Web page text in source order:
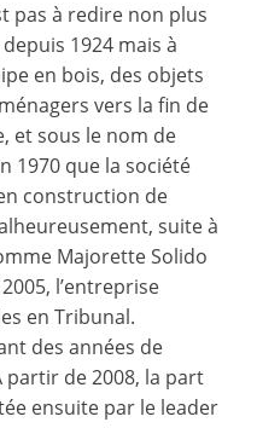
pas à redire non plus
1924 mais à
en bois, des objets
vers la fin de
et sous le nom de
1970 que la société
construction de
suite à
Majorette Solido
l’entreprise
en Tribunal.
des années de
partir de 2008, la part
ensuite par le leader